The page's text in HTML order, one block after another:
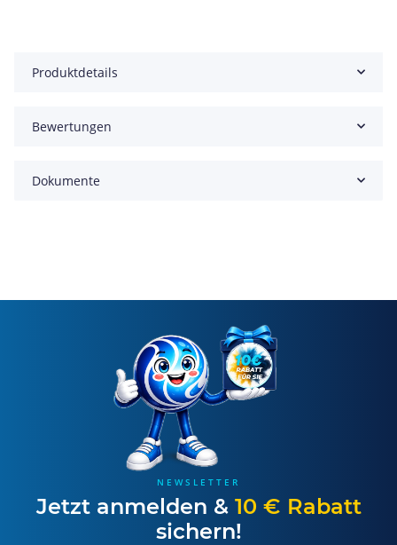
Produktdetails
Bewertungen
Dokumente
NEWSLETTER
Jetzt anmelden & 10 € Rabatt
sichern!